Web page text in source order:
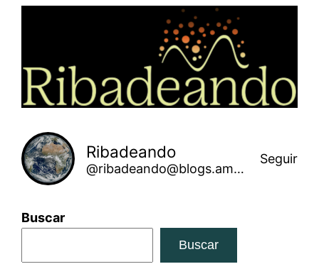
Ribadeando
@ribadeando@blogs.amarinha.gal
Seguir
Buscar
Buscar